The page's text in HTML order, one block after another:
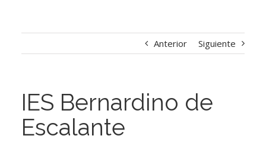
Anterior Siguiente
IES Bernardino de
Escalante